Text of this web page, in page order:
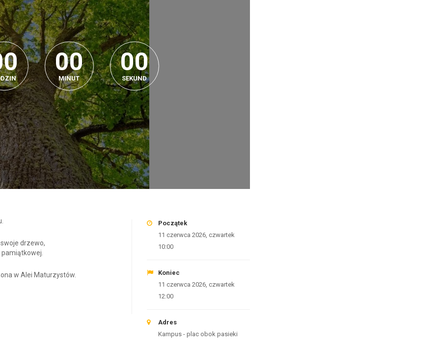
0
0
00
00
MINUT
00
00
SEKUND
swoje drzewo,
pamiątkowej.
w Alei Maturzystów.
Początek
11 czerwca 2026, czwartek
10:00
Koniec
11 czerwca 2026, czwartek
12:00
Adres
Kampus - plac obok pasieki